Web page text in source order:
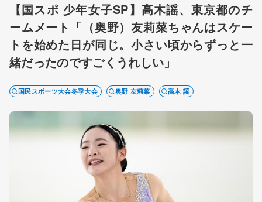
【国スポ 少年女子SP】高木謡、東京都のチ
ームメート「（奥野）友莉菜ちゃんはスケー
トを始めた日が同じ。小さい頃からずっと一
緒だったのですごくうれしい」
国民スポーツ大会冬季大会 奥野 友莉菜 高木 謡